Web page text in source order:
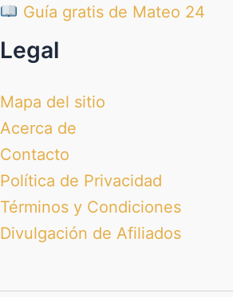
Guía gratis de Mateo 24
Legal
Mapa del sitio
Acerca de
Contacto
Política de Privacidad
Términos y Condiciones
Divulgación de Afiliados